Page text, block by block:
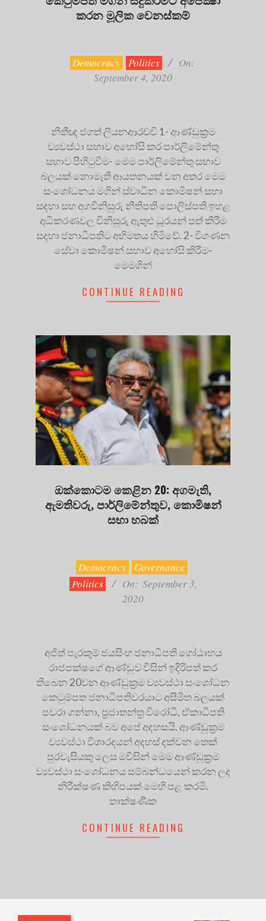
කරන මූලික වෙනස්කම්
Democracy Politics
On:
September 4, 2020
නීතීඥ ජගත් ලියනආරච්චි 1- ආණ්ඩුක්‍රම
ව්‍යවස්ථා සභාව අහෝසි කර පාර්ලිමේන්තු
සභාව පිහිටුවීම- මෙම පාර්ලිමේන්තු සභාව
බලයක් නොමැති ආයතනයක් වන අතර මෙම
සංශෝධනය මගින් ස්වාධින කොමිෂන් සභා
සදහා සහ අගවිනිසුරු නීතිපති පොලිස්පති ඉහළ
අධිකරණවල විනිසුරු ඇතුළු ධූරයන් පත් කිරීම
සදහා ජනාධිපතිට අභිමතය හිමිවේ. 2- විගණන
සේවා කොමිෂන් සභාව අහෝසි කිරීම-
මෙමගින්
CONTINUE READING
ඔක්කොටම කෙළින 20: අගමැති,
ඇමතිවරු, පාර්ලිමේන්තුව, කොමිෂන්
සභා හබක්
Democracy
Governance
Politics
On: September 3,
2020
අජිත් පැරකුම් ජයසිංහ ජනාධිපති ගෝඨාභය
රාජපක්ෂගේ ආණ්ඩුව විසින් ඉදිරිපත් කර
තිබෙන 20වන ආණ්ඩුක්‍රම ව්‍යවස්ථා සංශෝධන
කෙටුම්පත ජනාධිපතිවරයාට අසීමිත බලයක්
පවරා ගන්නා, ප්‍රජාතන්ත්‍ර විරෝධී, ඒකාධිපති
සංශෝධනයක් බව අපේ අදහසයි. ආණ්ඩුක්‍රම
ව්‍යවස්ථා විශාරදයන් අදහස් දක්වන තෙක්
පුරවැසියකු ලෙස මවිසින් මෙම ආණ්ඩුක්‍රම
ව්‍යවස්ථා සංශෝධනය සම්බන්ධයෙන් කරන ලද
නිරීක්ෂණ කිහිපයක් මෙහි පළ කරමි.
තාක්ෂණික
CONTINUE READING